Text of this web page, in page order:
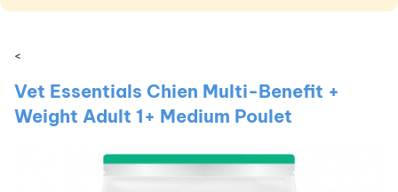
<
Vet Essentials Chien Multi-Benefit +
Weight Adult 1+ Medium Poulet